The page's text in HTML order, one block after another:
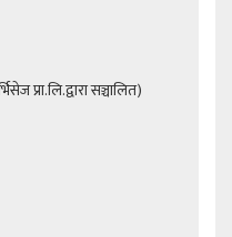
प्रा.लि.द्वारा सञ्चालित)